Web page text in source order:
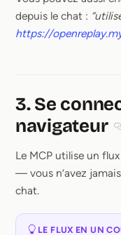
depuis le chat :
https://
3. Se
navigateur
Le MCP utilise un
— vous n’avez
chat.
LE FLUX EN UN